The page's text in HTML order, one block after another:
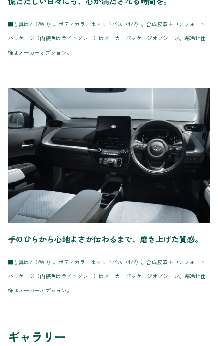
■写真はZ（2WD）。ボディカラーはマッドバス〈4Z2〉。合成皮革＋コンフォート
パッケージ（内装色はライトグレー）はメーカーパッケージオプション。寒冷地仕
様はメーカーオプション。
手のひらから心地よさが伝わるまで、磨き上げた質感。
■写真はZ（2WD）。ボディカラーはマッドバス〈4Z2〉。合成皮革＋コンフォート
パッケージ（内装色はライトグレー）はメーカーパッケージオプション。寒冷地仕
様はメーカーオプション。
ギャラリー